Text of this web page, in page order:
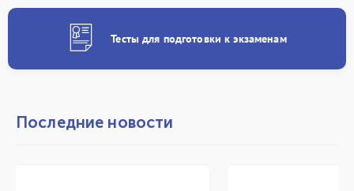
Тесты для подготовки к экзаменам
Последние новости